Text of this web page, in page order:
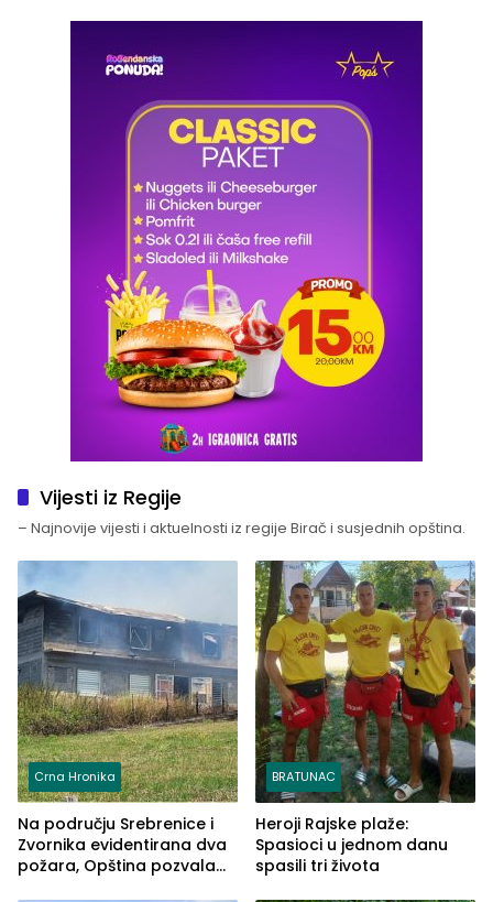
Vijesti iz Regije
– Najnovije vijesti i aktuelnosti iz regije Birač i susjednih opština.
Crna Hronika
Na području Srebrenice i
Zvornika evidentirana dva
požara, Opština pozvala
BRATUNAC
Heroji Rajske plaže:
Spasioci u jednom danu
spasili tri života